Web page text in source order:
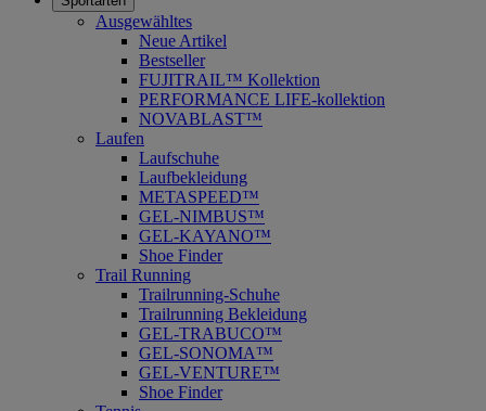
Ausgewähltes
Neue Artikel
Bestseller
FUJITRAIL™ Kollektion
PERFORMANCE LIFE-kollektion
NOVABLAST™
Laufen
Laufschuhe
Laufbekleidung
METASPEED™
GEL-NIMBUS™
GEL-KAYANO™
Shoe Finder
Trail Running
Trailrunning-Schuhe
Trailrunning Bekleidung
GEL-TRABUCO™
GEL-SONOMA™
GEL-VENTURE™
Shoe Finder